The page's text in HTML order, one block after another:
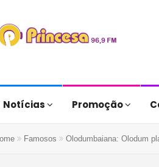
Notícias Promoção
Famosos Olodumbaiana: Olodum